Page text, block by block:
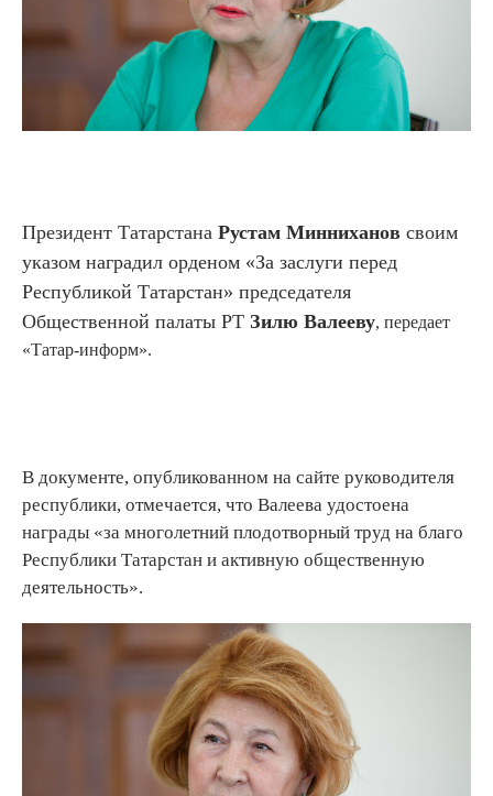
Президент Татарстана Рустам Минниханов своим
указом наградил орденом «За заслуги перед
Республикой Татарстан» председателя
Общественной палаты РТ Зилю Валееву, передает
«Татар-информ».
В документе, опубликованном на сайте руководителя
республики, отмечается, что Валеева удостоена
награды «за многолетний плодотворный труд на благо
Республики Татарстан и активную общественную
деятельность».